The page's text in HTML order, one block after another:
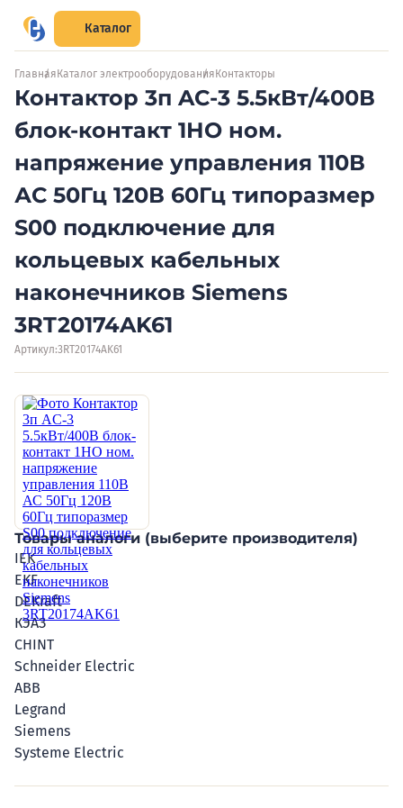
Каталог
Главная Каталог электрооборудования Контакторы
Контактор 3п AC-3 5.5кВт/400В
блок-контакт 1НО ном.
напряжение управления 110В
АС 50Гц 120В 60Гц типоразмер
S00 подключение для
кольцевых кабельных
наконечников Siemens
3RT20174AK61
Артикул:3RT20174AK61
Товары аналоги (выберите производителя)
IEK
EKF
DEKraft
КЭАЗ
CHINT
Schneider Electric
ABB
Legrand
Siemens
Systeme Electric